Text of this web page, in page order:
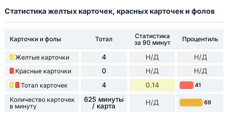
Статистика желтых карточек, красных карточек и фолов
Карточки и фолы Тотал
Статистика
за 90 минут
Процентиль
Желтые карточки 4 Н/Д Н/Д
Красные карточки 0 Н/Д Н/Д
Тотал карточек 4 0.14 41
Количество карточек
в минуту
625 минуты
/ карта
Н/Д 69